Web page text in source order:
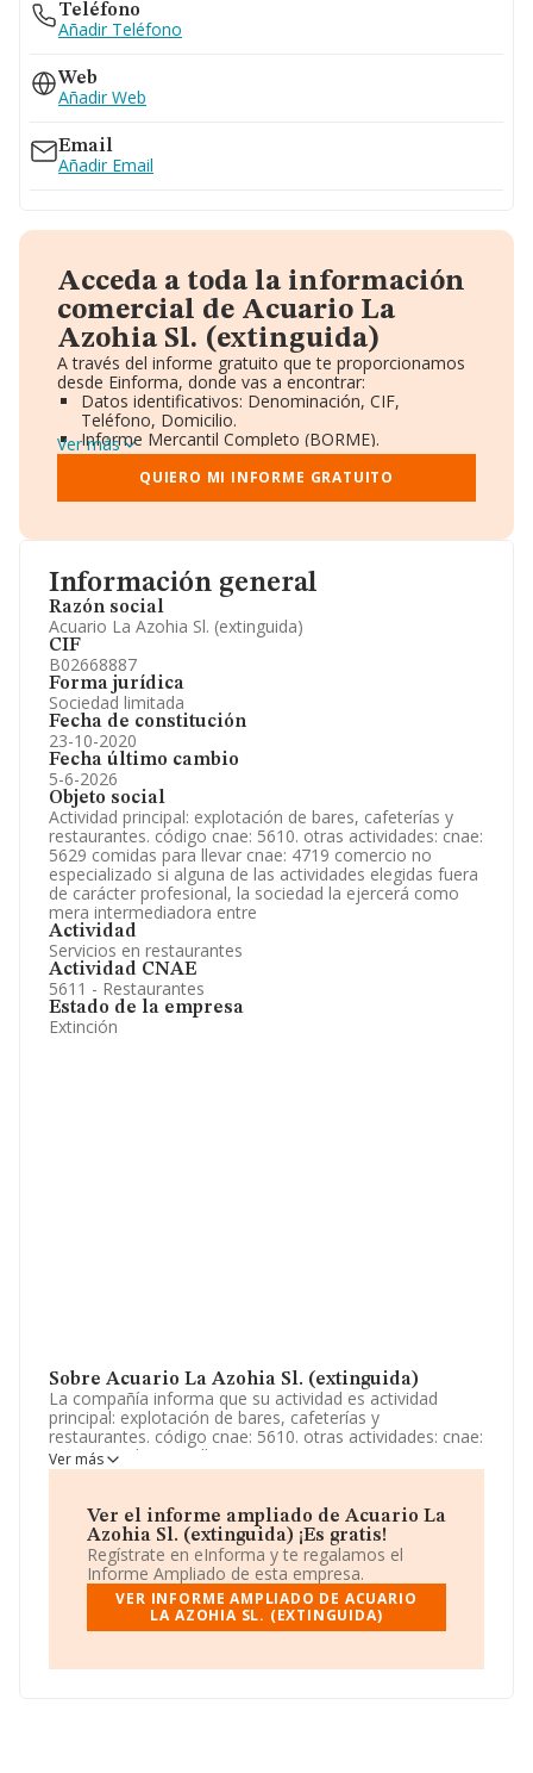
Información general
Razón social
Acuario La Azohia Sl. (extinguida)
CIF
B02668887
Forma jurídica
Sociedad limitada
Fecha de constitución
23-10-2020
Fecha último cambio
5-6-2026
Objeto social
Actividad principal: explotación de bares, cafeterías y
restaurantes. código cnae: 5610. otras actividades: cnae:
5629 comidas para llevar cnae: 4719 comercio no
especializado si alguna de las actividades elegidas fuera
de carácter profesional, la sociedad la ejercerá como
mera intermediadora entre
Actividad
Servicios en restaurantes
Actividad CNAE
5611 - Restaurantes
Estado de la empresa
Extinción
Sobre Acuario La Azohia Sl. (extinguida)
La compañía informa que su actividad es actividad
principal: explotación de bares, cafeterías y
restaurantes. código cnae: 5610. otras actividades: cnae:
5629 comidas para llevar cnae: 4719 comercio no
especializado si alguna de las actividades elegidas fuera
mera intermediadora entre. La sociedad está registrada
como Sociedad Limitada. Su CNAE corresponde a 5611
con código '%cnae%'. La sociedad no tiene actividad en
mercados exteriores.
La compañíaAcuario La Azohia S.L. (extinguida)
NIF B02668887, tiene su domicilio social establecido en
Murcia.
Ver más
Ver el informe ampliado de Acuario La
Azohia Sl. (extinguida) ¡Es gratis!
Regístrate en eInforma y te regalamos el
Informe Ampliado de esta empresa.
VER INFORME AMPLIADO DE ACUARIO
LA AZOHIA SL. (EXTINGUIDA)
Teléfono
Añadir Teléfono
Web
Añadir Web
Email
Añadir Email
Acceda a toda la información
comercial de Acuario La
Azohia Sl. (extinguida)
A través del informe gratuito que te proporcionamos
desde Einforma, donde vas a encontrar:
Datos identificativos: Denominación, CIF,
Teléfono, Domicilio.
Informe Mercantil Completo (BORME).
Gráficos de Evolución Ventas y Empleados.
Consejo de Administración y Administradores.
Directivos y Ejecutivos.
Información oficial y registral complementaria.
Ver más
QUIERO MI INFORME GRATUITO